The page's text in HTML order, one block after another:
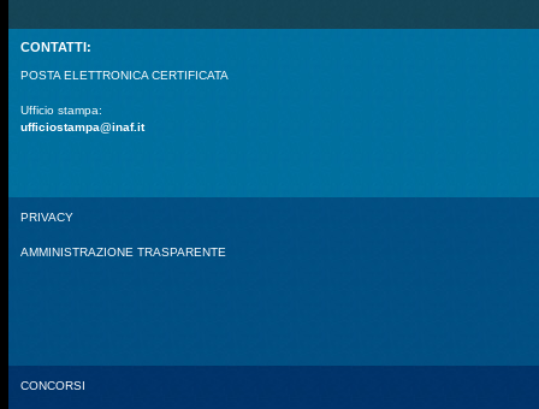
CONTATTI:
POSTA ELETTRONICA CERTIFICATA
Ufficio stampa:
ufficiostampa@inaf.it
PRIVACY
AMMINISTRAZIONE TRASPARENTE
CONCORSI